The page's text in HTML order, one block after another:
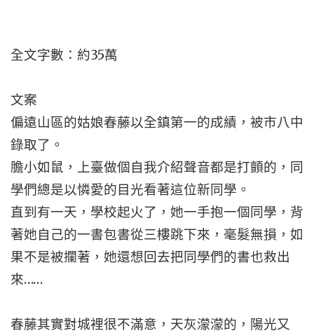
全文字數：約35萬
文案
偏遠山區的姑娘春藤以全鎮第一的成績，被市八中
錄取了。
膽小如鼠，上臺做個自我介紹聲音都是打顫的，同
學們總是以憐愛的目光看著這位新同學。
直到有一天，學校起火了，她一手抱一個同學，背
著她自己的一書包書從三樓跳下來，毫髮無損，如
果不是被攔著，她還想回去把同學們的書也救出
來……
春藤其實對城裡很不滿意，天灰濛濛的，陽光又